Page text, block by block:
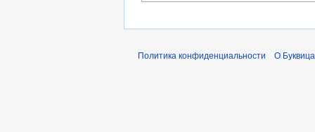
Политика конфиденциальности О Буквица